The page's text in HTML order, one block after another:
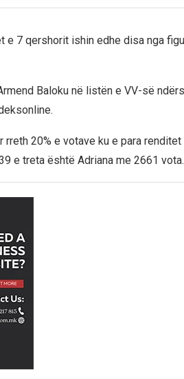
7 qershorit ishin edhe disa nga
Baloku në listën e VV-së
rreth 20% e votave ku e para renditet
e treta është Adriana me 2661 vota.